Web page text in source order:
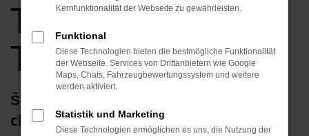
Tageszulassung
Top Angebote
Škoda Karoq Tageszulassung – die
clevere Alternative für Augsburg
Kernfunktionalität der Webseite zu gewährleisten.
Funktional
Diese Technologien bieten die bestmögliche Funktionalität
der Webseite. Services von Drittanbietern wie Google
Maps, Chats, Fahrzeugbewertungssystem und weitere
werden aktiviert.
Statistik und Marketing
Diese Technologien ermöglichen es uns, die Nutzung der